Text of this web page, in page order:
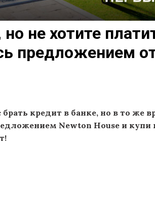
не хотите
предложением
кредит в банке, но в то же
Newton House и купи